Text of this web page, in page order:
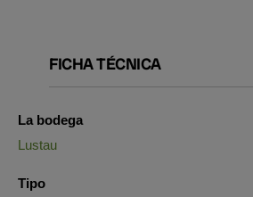
FICHA TÉCNICA
La bodega
Lustau
Tipo